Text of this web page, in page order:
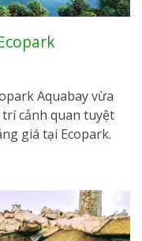
Aquabay vừa
cảnh quan tuyệt
giá tại Ecopark.